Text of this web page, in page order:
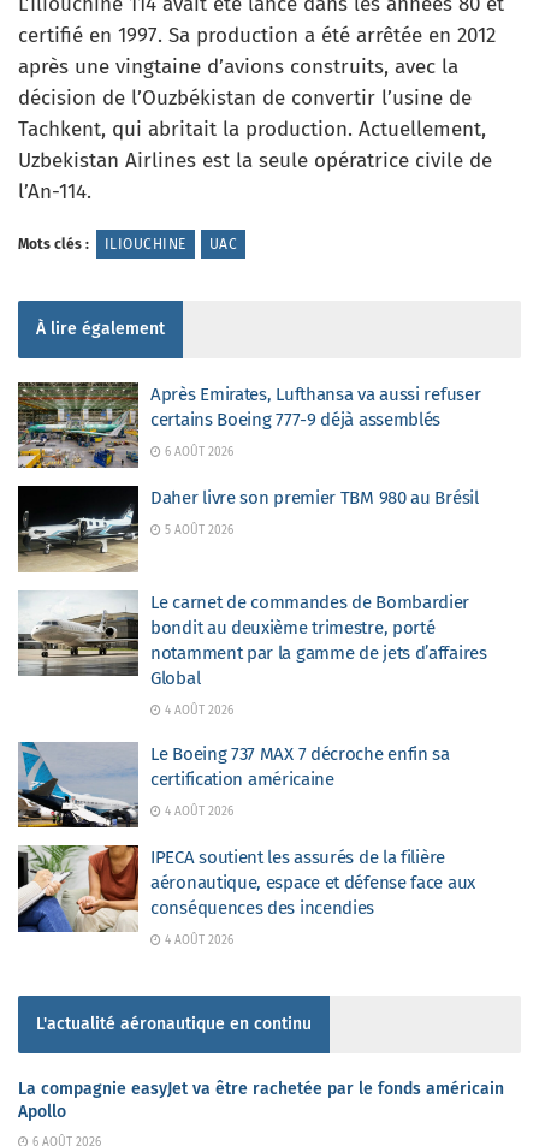
certifié en 1997. Sa production a été arrêtée en 2012
après une vingtaine d’avions construits, avec la
décision de l’Ouzbékistan de convertir l’usine de
Tachkent, qui abritait la production. Actuellement,
Uzbekistan Airlines est la seule opératrice civile de
l’An-114.
Mots clés : ILIOUCHINE UAC
À lire également
Après Emirates, Lufthansa va aussi refuser
certains Boeing 777-9 déjà assemblés
6 AOÛT 2026
Daher livre son premier TBM 980 au Brésil
5 AOÛT 2026
Le carnet de commandes de Bombardier
bondit au deuxième trimestre, porté
notamment par la gamme de jets d’affaires
Global
4 AOÛT 2026
Le Boeing 737 MAX 7 décroche enfin sa
certification américaine
4 AOÛT 2026
IPECA soutient les assurés de la filière
aéronautique, espace et défense face aux
conséquences des incendies
4 AOÛT 2026
L'actualité aéronautique en continu
La compagnie easyJet va être rachetée par le fonds américain
Apollo
6 AOÛT 2026